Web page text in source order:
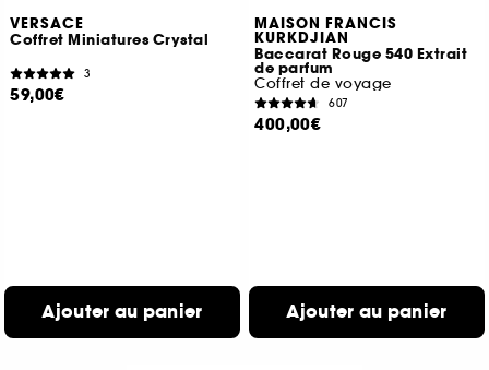
VERSACE
Coffret Miniatures Crystal
3
59,00€
Ajouter au panier
MAISON FRANCIS
KURKDJIAN
Baccarat Rouge 540 Extrait
de parfum
Coffret de voyage
607
400,00€
Ajouter au panier